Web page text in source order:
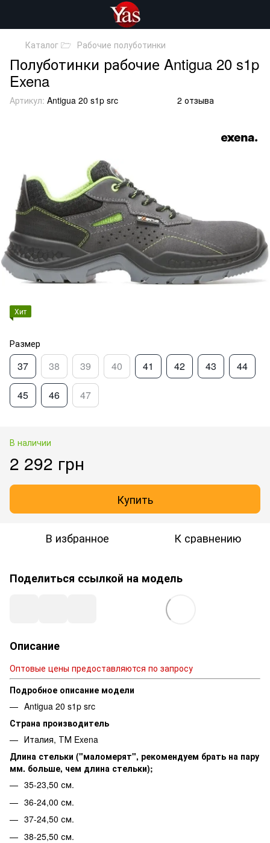
Каталог 🗁 Рабочие полуботинки
Полуботинки рабочие Antigua 20 s1p
Exena
Артикул: Antigua 20 s1p src 2 отзыва
Хит
Размер
37 38 39 40 41 42 43 44
45 46 47
В наличии
2 292 грн
Купить
В избранное К сравнению
Поделиться ссылкой на модель
Описание
Оптовые цены предоставляются по запросу
Подробное описание модели
Antigua 20 s1p src
Страна производитель
Италия, ТМ Exena
Длина стельки ("маломерят", рекомендуем брать на пару
мм. больше, чем длина стельки);
35-23,50 см.
36-24,00 см.
37-24,50 см.
38-25,50 см.